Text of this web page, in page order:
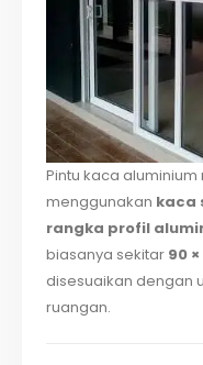
Pintu kaca
menggunakan kaca
rangka profil
biasanya sekitar 90
disesuaikan dengan
ruangan.